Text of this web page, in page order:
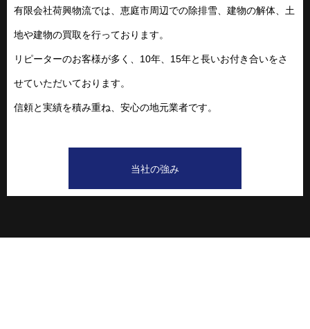
有限会社荷興物流では、恵庭市周辺での除排雪、建物の解体、土
地や建物の買取を行っております。
リピーターのお客様が多く、10年、15年と長いお付き合いをさ
せていただいております。
信頼と実績を積み重ね、安心の地元業者です。
当社の強み